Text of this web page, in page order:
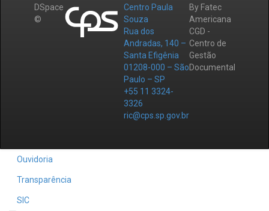
DSpace
©
Centro Paula
Souza
Rua dos
Andradas, 140 –
Santa Efigênia
01208-000 – São
Paulo – SP
+55 11 3324-
3326
ric@cps.sp.gov.br
By Fatec
Americana
CGD -
Centro de
Gestão
Documental
Ouvidoria
Transparência
SIC